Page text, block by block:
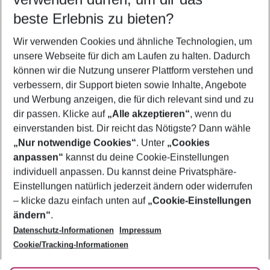
5-8 Nächte
2 Erwachsene Keine Kinder
Mehr Filter anzeigen
Footer
Footer navigation
Über uns
AGB
Bestpreisgarantie
Cookie-Einstellungen ändern
Cookie-Richtlinie
Agenturbetreuung
Barrierefreies Reisen
Folge uns
beste Erlebnis zu bieten?
Wir verwenden Cookies und ähnliche Technologien, um
unsere Webseite für dich am Laufen zu halten. Dadurch
können wir die Nutzung unserer Plattform verstehen und
verbessern, dir Support bieten sowie Inhalte, Angebote
und Werbung anzeigen, die für dich relevant sind und zu
dir passen. Klicke auf „Alle akzeptieren“, wenn du
einverstanden bist. Dir reicht das Nötigste? Dann wähle
„Nur notwendige Cookies“. Unter „Cookies
anpassen“ kannst du deine Cookie-Einstellungen
individuell anpassen. Du kannst deine Privatsphäre-
Einstellungen natürlich jederzeit ändern oder widerrufen
– klicke dazu einfach unten auf „Cookie-Einstellungen
ändern“.
Datenschutz-Informationen
Impressum
Cookie/Tracking-Informationen